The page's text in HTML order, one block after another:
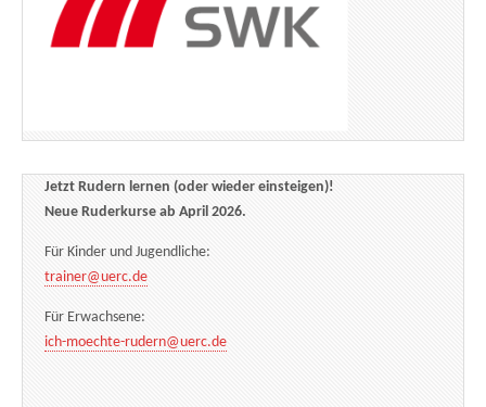
Jetzt Rudern lernen (oder wieder einsteigen)!
Neue Ruderkurse ab April 2026.
Für Kinder und Jugendliche:
trainer@uerc.de
Für Erwachsene:
ich-moechte-rudern@uerc.de